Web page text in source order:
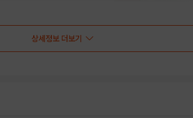
상세정보 더보기